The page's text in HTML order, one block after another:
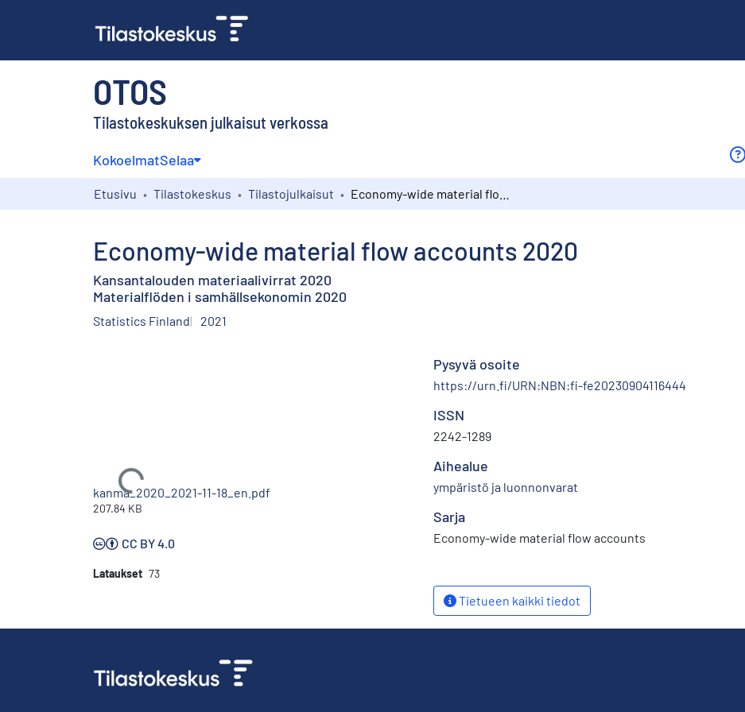
OTOS
Tilastokeskuksen julkaisut verkossa
KokoelmatSelaa
Etusivu Tilastokeskus Tilastojulkaisut
Economy-wide material flow accounts 2020
Kansantalouden materiaalivirrat 2020
Materialflöden i samhällsekonomin 2020
Statistics Finland 2021
Ladataan...
kanma_2020_2021-11-18_en.pdf
207.84 KB
CC BY 4.0
Lataukset 73
Pysyvä osoite
https://urn.fi/URN:NBN:fi-fe20230904116444
ISSN
2242-1289
Aihealue
ympäristö ja luonnonvarat
Sarja
Economy-wide material flow accounts
Tietueen kaikki tiedot